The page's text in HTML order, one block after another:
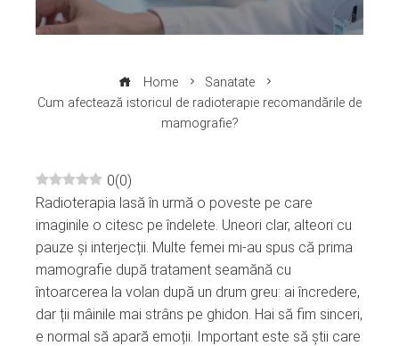
Home
Sanatate
Cum afectează istoricul de radioterapie recomandările de
mamografie?
0(0)
Radioterapia lasă în urmă o poveste pe care
imaginile o citesc pe îndelete. Uneori clar, alteori cu
pauze și interjecții. Multe femei mi-au spus că prima
mamografie după tratament seamănă cu
întoarcerea la volan după un drum greu: ai încredere,
dar ții mâinile mai strâns pe ghidon. Hai să fim sinceri,
e normal să apară emoții. Important este să știi care